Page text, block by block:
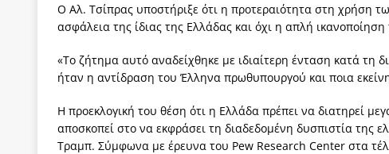
Ο Αλ. Τσίπρας υποστήριξε ότι η προτεραιότητα στη χρήση
ασφάλεια της ίδιας της Ελλάδας και όχι η απλή
«Το ζήτημα αυτό αναδείχθηκε με ιδιαίτερη ένταση κατά τη
ήταν η αντίδραση του Έλληνα πρωθυπουργού και ποια
Η προεκλογική του θέση ότι η Ελλάδα πρέπει να διατηρεί
αποσκοπεί στο να εκφράσει τη διαδεδομένη δυσπιστία της
Τραμπ. Σύμφωνα με έρευνα του Pew Research Center στα